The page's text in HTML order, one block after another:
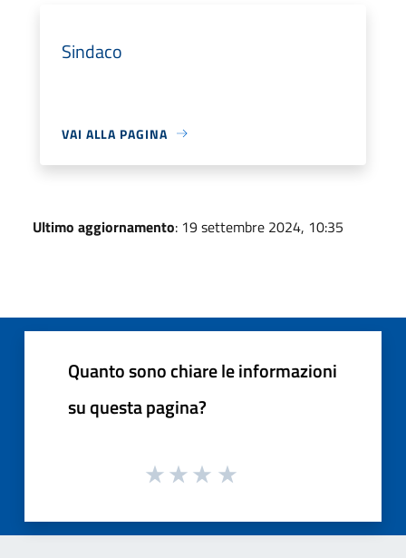
Sindaco
VAI ALLA PAGINA
Ultimo aggiornamento: 19 settembre 2024, 10:35
Quanto sono chiare le informazioni
su questa pagina?